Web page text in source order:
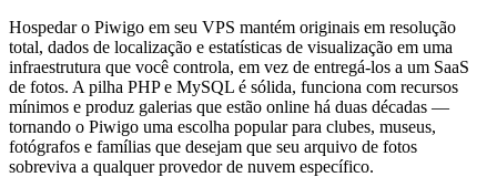
Hospedar o Piwigo em seu VPS mantém originais em resolução
total, dados de localização e estatísticas de visualização em uma
infraestrutura que você controla, em vez de entregá-los a um SaaS
de fotos. A pilha PHP e MySQL é sólida, funciona com recursos
mínimos e produz galerias que estão online há duas décadas —
tornando o Piwigo uma escolha popular para clubes, museus,
fotógrafos e famílias que desejam que seu arquivo de fotos
sobreviva a qualquer provedor de nuvem específico.